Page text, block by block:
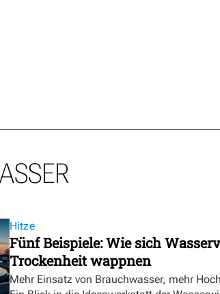
Hitze
Fünf Beispiele: Wie sich
Trockenheit wappnen
Mehr Einsatz von Brauchwasser, mehr